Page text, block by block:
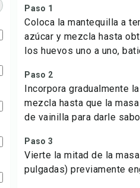
Paso 1
Coloca la mantequilla a
azúcar y mezcla hasta
los huevos uno a uno,
Paso 2
Incorpora gradualmente
mezcla hasta que la
de vainilla para darle
Paso 3
Vierte la mitad de la
pulgadas) previamente